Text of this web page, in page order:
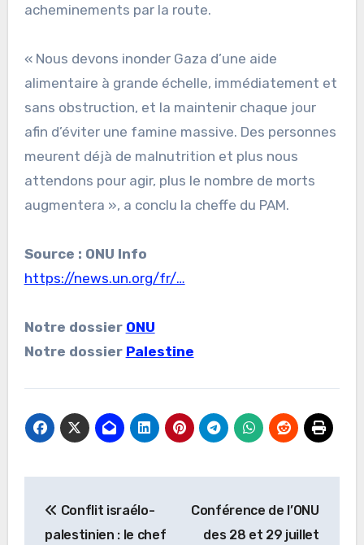
acheminements par la route.
« Nous devons inonder Gaza d’une aide
alimentaire à grande échelle, immédiatement et
sans obstruction, et la maintenir chaque jour
afin d’éviter une famine massive. Des personnes
meurent déjà de malnutrition et plus nous
attendons pour agir, plus le nombre de morts
augmentera », a conclu la cheffe du PAM.
Source : ONU Info
https://news.un.org/fr/…
Notre dossier ONU
Notre dossier Palestine
de
Conflit israélo-
palestinien : le chef
Conférence de l’ONU
des 28 et 29 juillet